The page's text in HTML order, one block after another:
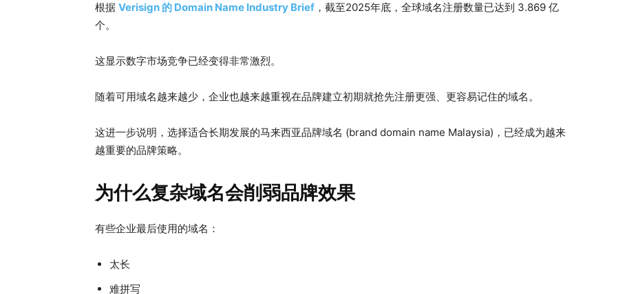
根据 Verisign 的 Domain Name Industry Brief ，截至2025年底，全球域名注册数量已达到 3.869 亿
个。
这显示数字市场竞争已经变得非常激烈。
随着可用域名越来越少，企业也越来越重视在品牌建立初期就抢先注册更强、更容易记住的域名。
这进一步说明，选择适合长期发展的马来西亚品牌域名 (brand domain name Malaysia)，已经成为越来
越重要的品牌策略。
为什么复杂域名会削弱品牌效果
有些企业最后使用的域名：
太长
难拼写